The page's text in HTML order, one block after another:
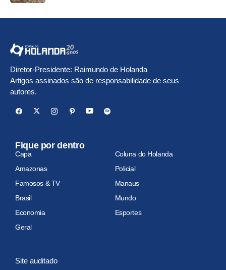
Diretor-Presidente: Raimundo de Holanda
Artigos assinados são de responsabilidade de seus
autores.
Fique por dentro
Capa
Coluna do Holanda
Amazonas
Policial
Famosos & TV
Manaus
Brasil
Mundo
Economia
Esportes
Geral
Site auditado